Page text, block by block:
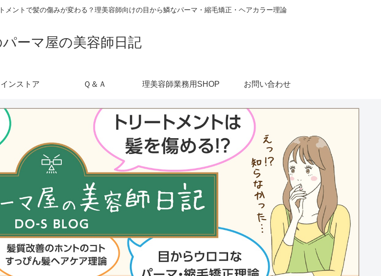
メントで髪の傷みが変わる？理美容師向けの目から鱗なパーマ・縮毛矯正・ヘアカラー理論
ーマ屋の美容師日記
ンストア Ｑ＆Ａ 理美容師業務用SHOP お問い合わせ